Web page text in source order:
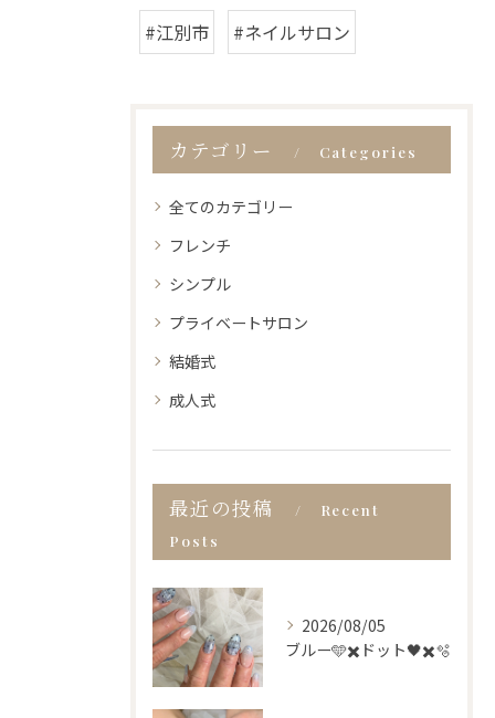
#江別市 #ネイルサロン
カテゴリー Categories
全てのカテゴリー
フレンチ
シンプル
プライベートサロン
結婚式
成人式
最近の投稿
Recent
Posts
2026/08/05
ブルー🩵✖️ドット🖤✖️🫧